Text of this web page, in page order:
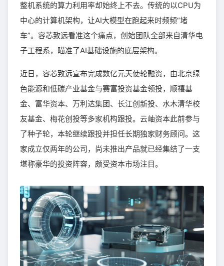
整机系统的算力利用率却始终上不去。传统的以CPU为
中心的计算机架构，让AI大模型在跑起来时频频“堵
车”。容芯致远看准这个痛点，创始团队全部来自清华电
子工程系，瞄准了AI基础设施的底层架构。
近日，容芯致远宣布完成数亿元天使轮融资，由北京绿
色能源和低碳产业基金与赛富投资基金领投，顺禧基
金、富华资本、万利达集团、长江创新投、水木清华校
友基金、梅花创投等多家机构跟投。云岫资本此前参与
了种子轮，本轮继续跟投并担任长期独家财务顾问。这
家成立仅两年的公司，尚未推出产品就已经集结了一支
堪称豪华的投资阵容，颇受资本市场注目。